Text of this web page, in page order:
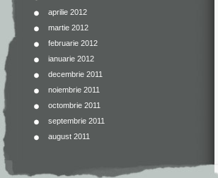
aprilie 2012
martie 2012
februarie 2012
ianuarie 2012
decembrie 2011
noiembrie 2011
octombrie 2011
septembrie 2011
august 2011